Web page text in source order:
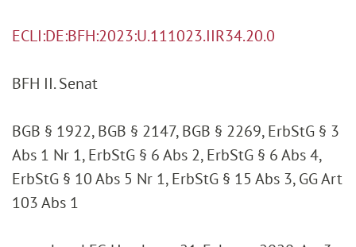
ECLI:DE:BFH:2023:U.111023.IIR34.20.0
BFH II. Senat
BGB § 1922, BGB § 2147, BGB § 2269, ErbStG § 3
Abs 1 Nr 1, ErbStG § 6 Abs 2, ErbStG § 6 Abs 4,
ErbStG § 10 Abs 5 Nr 1, ErbStG § 15 Abs 3, GG Art
103 Abs 1